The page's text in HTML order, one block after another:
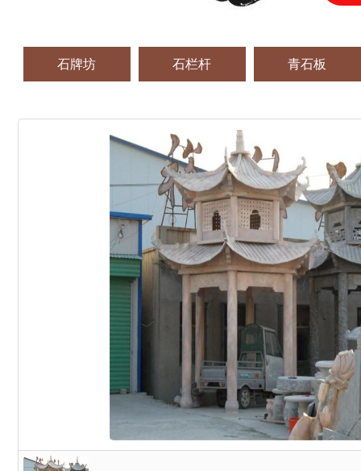
石牌坊 石栏杆 青石板